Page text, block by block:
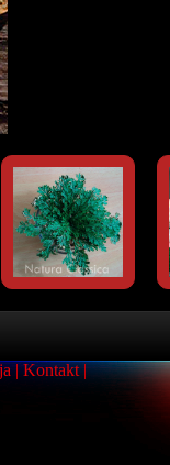
Kontakt